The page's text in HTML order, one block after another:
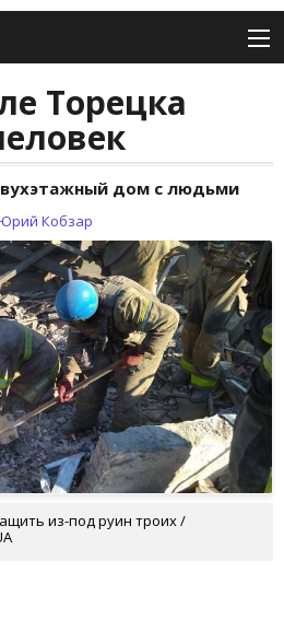
Торецка
дом с людьми
Кобзар
из-под руин троих /